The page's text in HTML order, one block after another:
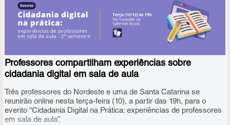
Era para ser uma atividade de 50 minutos do programa Cidadão
Digital, da SaferNet e da Meta, sobre uso ético, seguro e
responsável da internet, no Centro para Crianças e Adolescentes
na zona leste de São Paulo, mas o conteúdo apresentado pela
embaixadora Julia Fernandes, de 18 anos, proporcionou também
alguns minutos de sonho para cerca de 80 crianças e
adolescentes que frequentam o local no contraturno da escola.
Professores compartilham experiências sobre
cidadania digital em sala de aula
Três professores do Nordeste e uma de Santa Catarina se
reunirão online nesta terça-feira (10), a partir das 19h, para o
evento “Cidadania Digital na Prática: experiências de professores
em sala de aula”.